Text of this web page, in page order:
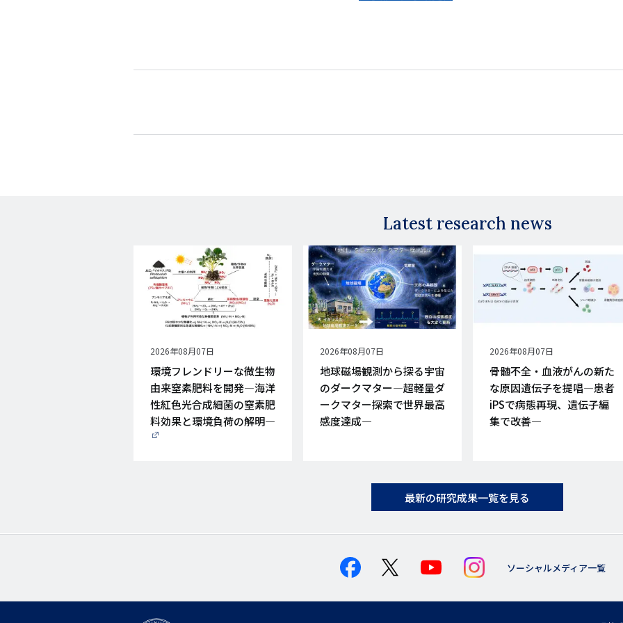
Latest research news
公
開
日
2026年08月07日
環境フレンドリーな微生物
由来窒素肥料を開発―海洋
性紅色光合成細菌の窒素肥
料効果と環境負荷の解明―
公
開
2026年08月07日
地球磁場観測から探る宇宙
のダークマター―超軽量ダ
ークマター探索で世界最高
感度達成―
公
開
日
2026年08月07日
骨髄不全・血液がんの新た
な原因遺伝子を提唱―患者
iPSで病態再現、遺伝子編
集で改善―
最新の研究成果一覧を見る
ソーシャルメディア一覧